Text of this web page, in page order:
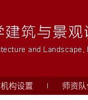
机构设置 师资队